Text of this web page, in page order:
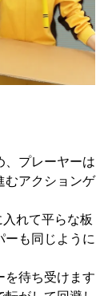
、プレーヤーは
むアクションゲ
れて平らな板
ーも同じように
を待ち受けます